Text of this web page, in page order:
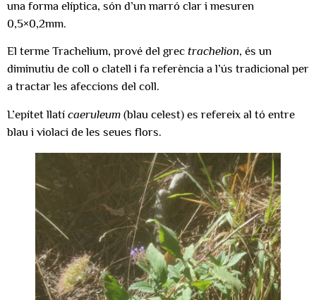
una forma elíptica, són d’un marró clar i mesuren
0,5×0,2mm.
El terme Trachelium, prové del grec trachelion, és un
diminutiu de coll o clatell i fa referència a l’ús tradicional per
a tractar les afeccions del coll.
L’epítet llatí caeruleum (blau celest) es refereix al tó entre
blau i violaci de les seues flors.